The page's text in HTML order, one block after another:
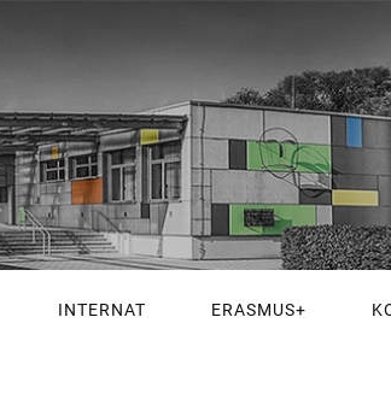
INTERNAT ERASMUS+